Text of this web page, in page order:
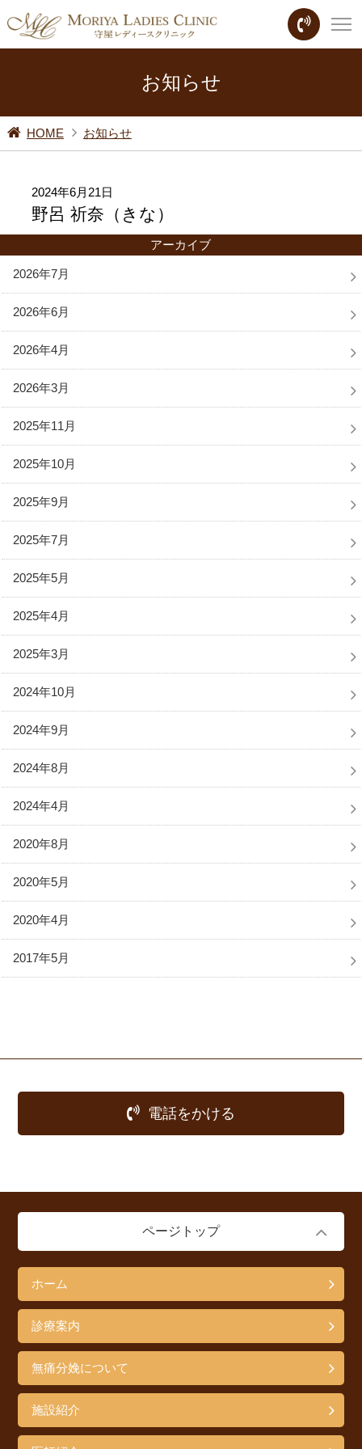
お知らせ
HOME お知らせ
2024年6月21日
野呂 祈奈（きな）
アーカイブ
2026年7月
2026年6月
2026年4月
2026年3月
2025年11月
2025年10月
2025年9月
2025年7月
2025年5月
2025年4月
2025年3月
2024年10月
2024年9月
2024年8月
2024年4月
2020年8月
2020年5月
2020年4月
2017年5月
電話をかける
ページトップ
ホーム
診療案内
無痛分娩について
施設紹介